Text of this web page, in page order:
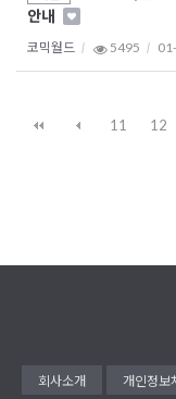
안내
코믹월드 5495
11 12
회사소개 개인정보